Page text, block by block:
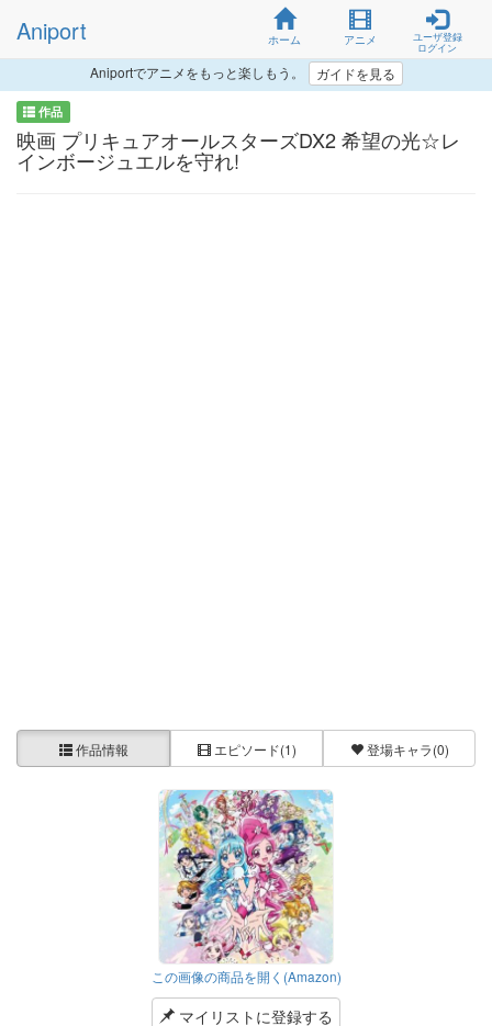
Aniport ホーム アニメ
ユーザ登録
ログイン
Aniportでアニメをもっと楽しもう。 ガイドを見る
作品
映画 プリキュアオールスターズDX2 希望の光☆レ
インボージュエルを守れ!
作品情報 エピソード(1) 登場キャラ(0)
この画像の商品を開く(Amazon)
マイリストに登録する